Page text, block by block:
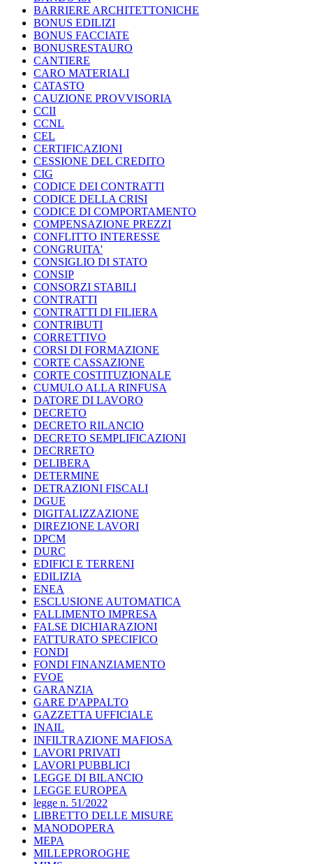
BARRIERE ARCHITETTONICHE
BONUS EDILIZI
BONUS FACCIATE
BONUSRESTAURO
CANTIERE
CARO MATERIALI
CATASTO
CAUZIONE PROVVISORIA
CCII
CCNL
CEL
CERTIFICAZIONI
CESSIONE DEL CREDITO
CIG
CODICE DEI CONTRATTI
CODICE DELLA CRISI
CODICE DI COMPORTAMENTO
COMPENSAZIONE PREZZI
CONFLITTO INTERESSE
CONGRUITA'
CONSIGLIO DI STATO
CONSIP
CONSORZI STABILI
CONTRATTI
CONTRATTI DI FILIERA
CONTRIBUTI
CORRETTIVO
CORSI DI FORMAZIONE
CORTE CASSAZIONE
CORTE COSTITUZIONALE
CUMULO ALLA RINFUSA
DATORE DI LAVORO
DECRETO
DECRETO RILANCIO
DECRETO SEMPLIFICAZIONI
DECRRETO
DELIBERA
DETERMINE
DETRAZIONI FISCALI
DGUE
DIGITALIZZAZIONE
DIREZIONE LAVORI
DPCM
DURC
EDIFICI E TERRENI
EDILIZIA
ENEA
ESCLUSIONE AUTOMATICA
FALLIMENTO IMPRESA
FALSE DICHIARAZIONI
FATTURATO SPECIFICO
FONDI
FONDI FINANZIAMENTO
FVOE
GARANZIA
GARE D'APPALTO
GAZZETTA UFFICIALE
INAIL
INFILTRAZIONE MAFIOSA
LAVORI PRIVATI
LAVORI PUBBLICI
LEGGE DI BILANCIO
LEGGE EUROPEA
legge n. 51/2022
LIBRETTO DELLE MISURE
MANODOPERA
MEPA
MILLEPROROGHE